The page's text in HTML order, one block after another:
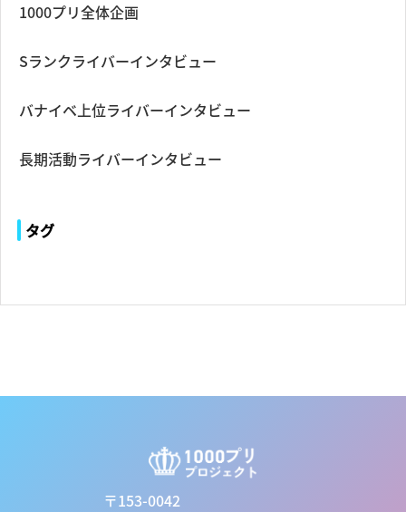
1000プリ全体企画
Sランクライバーインタビュー
バナイベ上位ライバーインタビュー
長期活動ライバーインタビュー
タグ
〒153-0042